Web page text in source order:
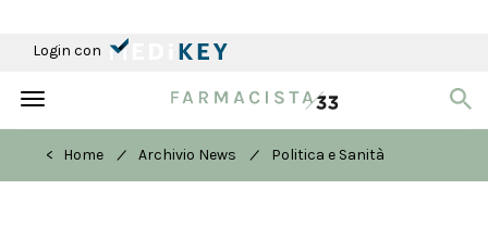
Login con
Toggle
< Home
/ Archivio News / Politica e Sanità